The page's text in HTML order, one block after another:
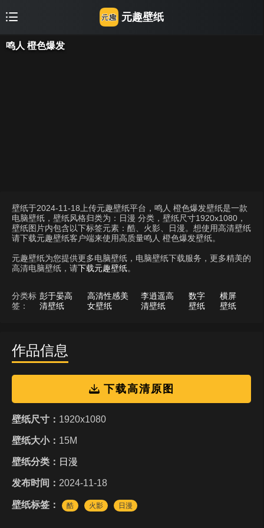
元趣壁纸
鸣人 橙色爆发
壁纸于2024-11-18上传元趣壁纸平台，鸣人 橙色爆发壁纸是一款
电脑壁纸，壁纸风格归类为：日漫 分类，壁纸尺寸1920x1080，
壁纸图片内包含以下标签元素：酷、火影、日漫。想使用高清壁纸
请下载元趣壁纸客户端来使用高质量鸣人 橙色爆发壁纸。
元趣壁纸为您提供更多电脑壁纸，电脑壁纸下载服务，更多精美的
高清电脑壁纸，请下载元趣壁纸。
分类标
签：
彭于晏高
清壁纸
高清性感美
女壁纸
李逍遥高
清壁纸
数字
壁纸
横屏
壁纸
作品信息
下载高清原图
壁纸尺寸： 1920x1080
壁纸大小： 15M
壁纸分类： 日漫
发布时间： 2024-11-18
壁纸标签： 酷 火影 日漫